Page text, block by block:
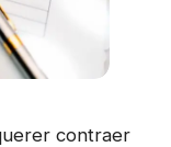
contraer